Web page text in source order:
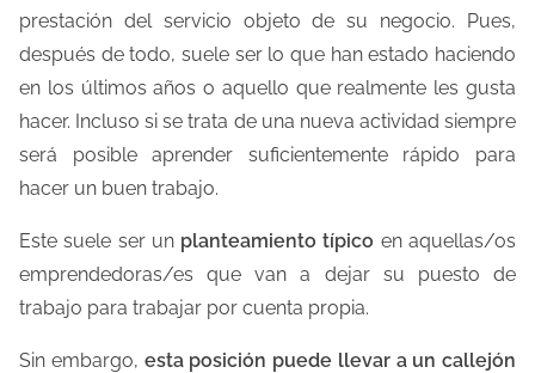
p
o
d
e
l
e
t
u
r
a
prestación del servicio objeto de su negocio. Pues,
después de todo, suele ser lo que han estado haciendo
en los últimos años o aquello que realmente les gusta
hacer. Incluso si se trata de una nueva actividad siempre
será posible aprender suficientemente rápido para
hacer un buen trabajo.
Este suele ser un planteamiento típico en aquellas/os
emprendedoras/es que van a dejar su puesto de
trabajo para trabajar por cuenta propia.
Sin embargo, esta posición puede llevar a un callejón